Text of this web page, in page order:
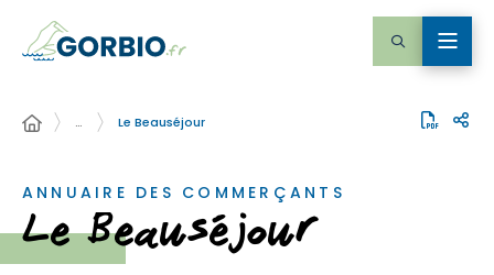
… Le Beauséjour
ANNUAIRE DES COMMERÇANTS
Le Beauséjour